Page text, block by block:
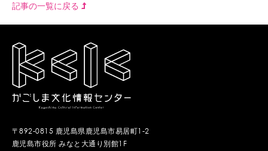
記事の一覧に戻る
〒892-0815 鹿児島県鹿児島市易居町1-2
鹿児島市役所 みなと大通り別館1F